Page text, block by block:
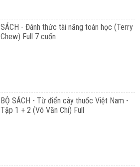
SÁCH - Đánh thức tài năng toán học (Terry
Chew) Full 7 cuốn
BỘ SÁCH - Từ điển cây thuốc Việt Nam -
Tập 1 + 2 (Võ Văn Chi) Full